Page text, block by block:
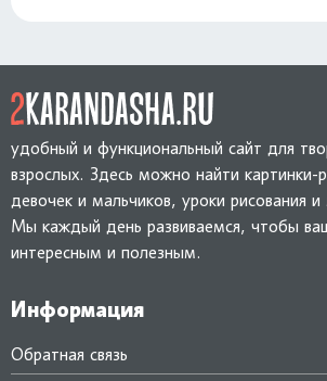
удобный и функциональный сайт для
взрослых. Здесь можно найти картинки-
девочек и мальчиков, уроки рисования
Мы каждый день развиваемся, чтобы
интересным и полезным.
Информация
Обратная связь